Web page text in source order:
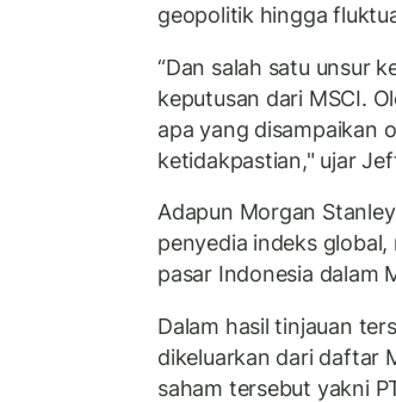
geopolitik hingga
“Dan salah satu unsur
keputusan dari MSCI.
apa yang disampaikan
ketidakpastian," ujar
Adapun Morgan
penyedia indeks
pasar Indonesia dalam
Dalam hasil tinjauan
dikeluarkan dari daftar
saham tersebut yakni